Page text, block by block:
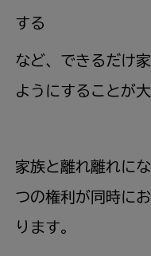
する
など、できるだけ
ようにすることが
家族と離れ離れに
つの権利が同時に
ります。